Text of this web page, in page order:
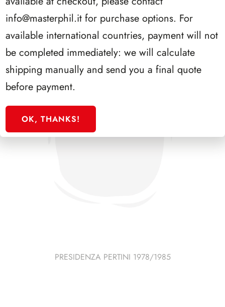
PRESIDENZA PERTINI 1978/1985
info@masterphil.it for purchase options. For
available international countries, payment will not
be completed immediately: we will calculate
shipping manually and send you a final quote
before payment.
OK, THANKS!